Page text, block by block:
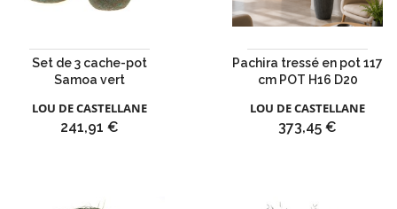
Set de 3 cache-pot
Samoa vert
LOU DE CASTELLANE
Prix
241,91 €
Pachira tressé en pot 117
cm POT H16 D20
LOU DE CASTELLANE
Prix
373,45 €